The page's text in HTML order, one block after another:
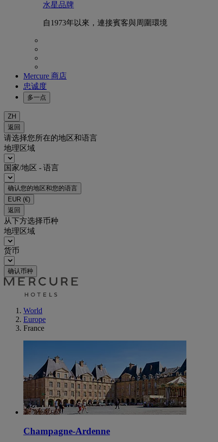
水星品牌
自1973年以來，連接賓客與周圍環境
Mercure 商店
忠诚度
多一点
ZH
返回
请选择您所在的地区和语言
地理区域
国家/地区 - 语言
确认您的地区和您的语言
EUR (€)
返回
从下方选择币种
地理区域
货币
确认币种
World
Europe
France
Champagne-Ardenne